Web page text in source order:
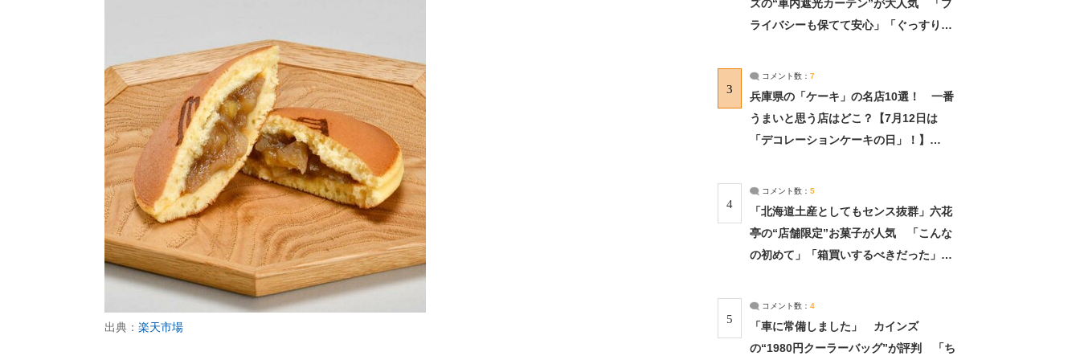
出典： 楽天市場
ズの“車内遮光カーテン”が大人気 「プ
ライバシーも保てて安心」「ぐっすり眠
3
コメント数： 7
兵庫県の「ケーキ」の名店10選！ 一番
うまいと思う店はどこ？【7月12日は
「デコレーションケーキの日」！】
4
コメント数： 5
「北海道土産としてもセンス抜群」六花
亭の“店舗限定”お菓子が人気 「こんな
の初めて」「箱買いするべきだった」
5
コメント数： 4
「車に常備しました」 カインズ
の“1980円クーラーバッグ”が評判 「ち